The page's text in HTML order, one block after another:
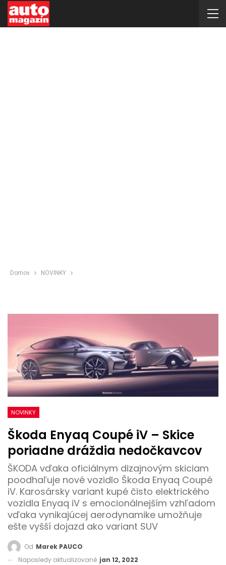
Domov NOVINKY
NOVINKY
Škoda Enyaq Coupé iV – Skice
poriadne dráždia nedočkavcov
ŠKODA vďaka oficiálnym dizajnovým skiciam
poodhaľuje nové vozidlo Škoda Enyaq Coupé
iV. Karosársky variant kupé čisto elektrického
vozidla Enyaq iV s emocionálnejším vzhľadom
vďaka vynikajúcej aerodynamike umožňuje
ešte vyšší dojazd ako variant SUV
Od Marek PAUCO
Naposledy aktualizované jan 12, 2022